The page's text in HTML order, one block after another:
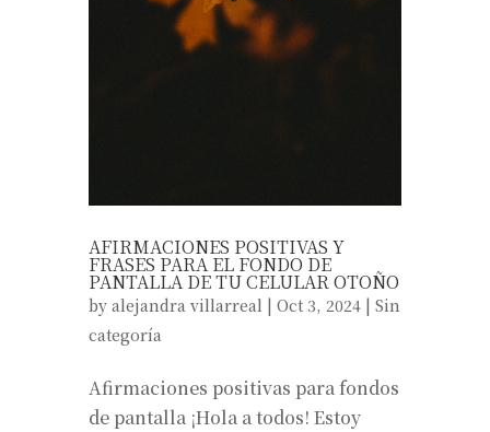
AFIRMACIONES POSITIVAS Y
FRASES PARA EL FONDO DE
PANTALLA DE TU CELULAR OTOÑO
by alejandra villarreal | Oct 3, 2024| Sin
categoría
Afirmaciones positivas para fondos
de pantalla ¡Hola a todos! Estoy